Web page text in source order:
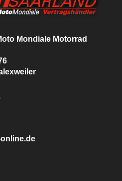
Mondiale Motorrad